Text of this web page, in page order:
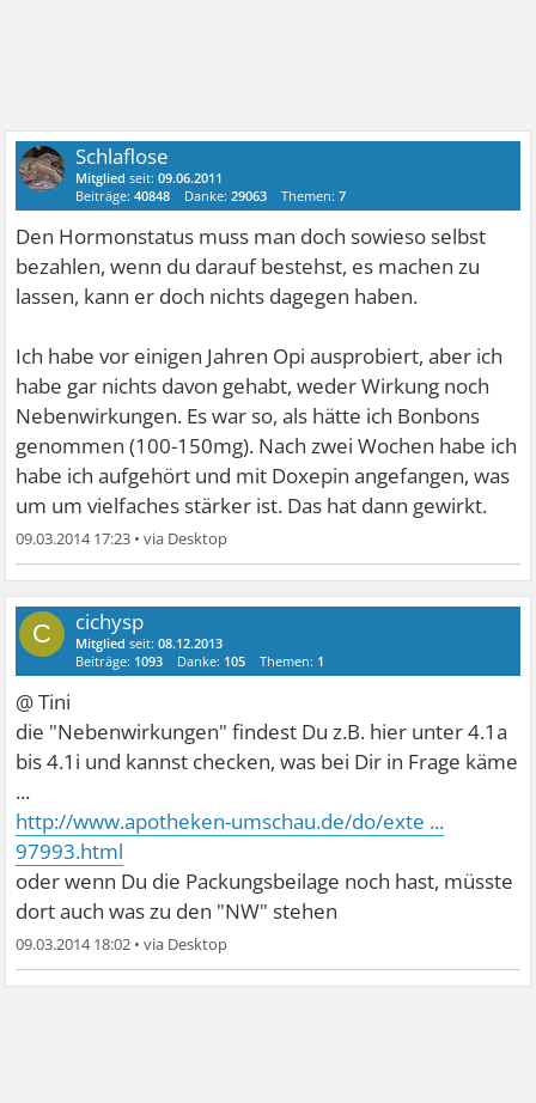
Schlaflose
Mitglied seit:09.06.2011
Beiträge:40848 Danke:29063 Themen:7
Den Hormonstatus muss man doch sowieso selbst
bezahlen, wenn du darauf bestehst, es machen zu
lassen, kann er doch nichts dagegen haben.
Ich habe vor einigen Jahren Opi ausprobiert, aber ich
habe gar nichts davon gehabt, weder Wirkung noch
Nebenwirkungen. Es war so, als hätte ich Bonbons
genommen (100-150mg). Nach zwei Wochen habe ich
habe ich aufgehört und mit Doxepin angefangen, was
um um vielfaches stärker ist. Das hat dann gewirkt.
09.03.2014 17:23 •
C cichysp
Mitglied seit:08.12.2013
Beiträge: 1093 Danke: 105 Themen: 1
@ Tini
die "Nebenwirkungen" findest Du z.B. hier unter 4.1a
bis 4.1i und kannst checken, was bei Dir in Frage käme
...
http://www.apotheken-umschau.de/do/exte ...
97993.html
oder wenn Du die Packungsbeilage noch hast, müsste
dort auch was zu den "NW" stehen
09.03.2014 18:02 •